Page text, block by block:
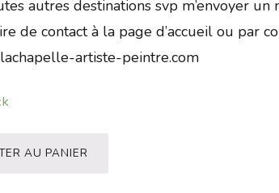
autres destinations svp m’envoyer un
de contact à la page d’accueil ou par
artiste-peintre.com
AU PANIER